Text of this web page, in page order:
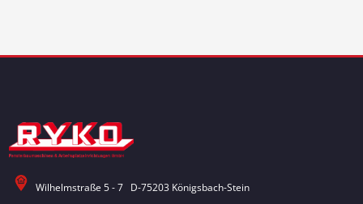
Wilhelmstraße 5 - 7 D-75203 Königsbach-Stein